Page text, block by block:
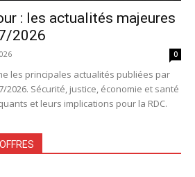
: les actualités majeures
2026
0
les principales actualités publiées par
2026. Sécurité, justice, économie et santé
et leurs implications pour la RDC.